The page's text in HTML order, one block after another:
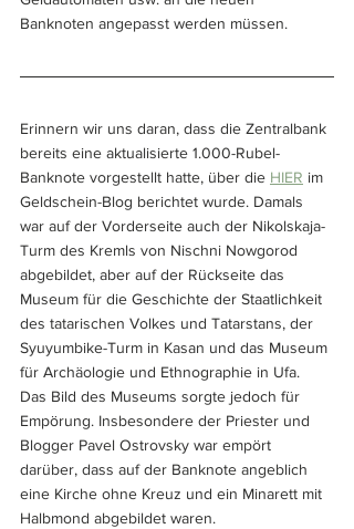
Banknoten angepasst werden müssen.
Erinnern wir uns daran, dass die Zentralbank
bereits eine aktualisierte 1.000-Rubel-
Banknote vorgestellt hatte, über die HIER im
Geldschein-Blog berichtet wurde. Damals
war auf der Vorderseite auch der Nikolskaja-
Turm des Kremls von Nischni Nowgorod
abgebildet, aber auf der Rückseite das
Museum für die Geschichte der Staatlichkeit
des tatarischen Volkes und Tatarstans, der
Syuyumbike-Turm in Kasan und das Museum
für Archäologie und Ethnographie in Ufa.
Das Bild des Museums sorgte jedoch für
Empörung. Insbesondere der Priester und
Blogger Pavel Ostrovsky war empört
darüber, dass auf der Banknote angeblich
eine Kirche ohne Kreuz und ein Minarett mit
Halbmond abgebildet waren.